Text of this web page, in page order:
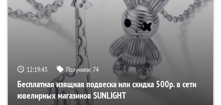
12:19:42 Получили:74
Бесплатная изящная подвеска или скидка 500р. в сети
ювелирных магазинов SUNLIGHT